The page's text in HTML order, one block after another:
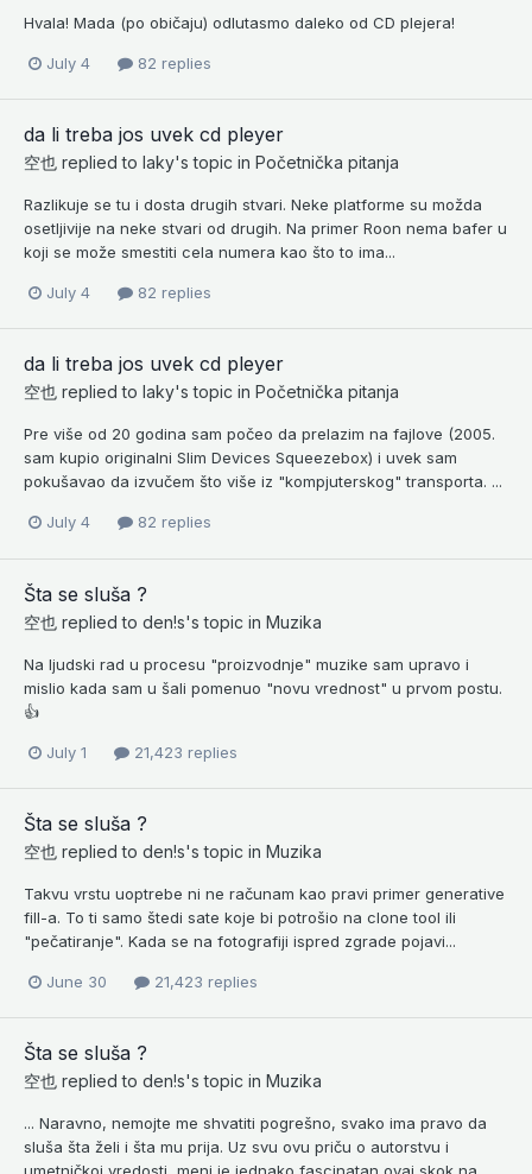
Hvala! Mada (po običaju) odlutasmo daleko od CD plejera!
July 4 82 replies
da li treba jos uvek cd pleyer
空也 replied to laky's topic in Početnička pitanja
Razlikuje se tu i dosta drugih stvari. Neke platforme su možda
osetljivije na neke stvari od drugih. Na primer Roon nema bafer u
koji se može smestiti cela numera kao što to ima...
July 4 82 replies
da li treba jos uvek cd pleyer
空也 replied to laky's topic in Početnička pitanja
Pre više od 20 godina sam počeo da prelazim na fajlove (2005.
sam kupio originalni Slim Devices Squeezebox) i uvek sam
pokušavao da izvučem što više iz "kompjuterskog" transporta. ...
July 4 82 replies
Šta se sluša ?
空也 replied to den!s's topic in Muzika
Na ljudski rad u procesu "proizvodnje" muzike sam upravo i
mislio kada sam u šali pomenuo "novu vrednost" u prvom postu.
👍
July 1 21,423 replies
Šta se sluša ?
空也 replied to den!s's topic in Muzika
Takvu vrstu uoptrebe ni ne računam kao pravi primer generative
fill-a. To ti samo štedi sate koje bi potrošio na clone tool ili
"pečatiranje". Kada se na fotografiji ispred zgrade pojavi...
June 30 21,423 replies
Šta se sluša ?
空也 replied to den!s's topic in Muzika
... Naravno, nemojte me shvatiti pogrešno, svako ima pravo da
sluša šta želi i šta mu prija. Uz svu ovu priču o autorstvu i